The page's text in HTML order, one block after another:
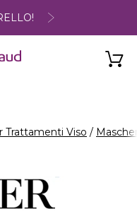
Trattamenti Viso